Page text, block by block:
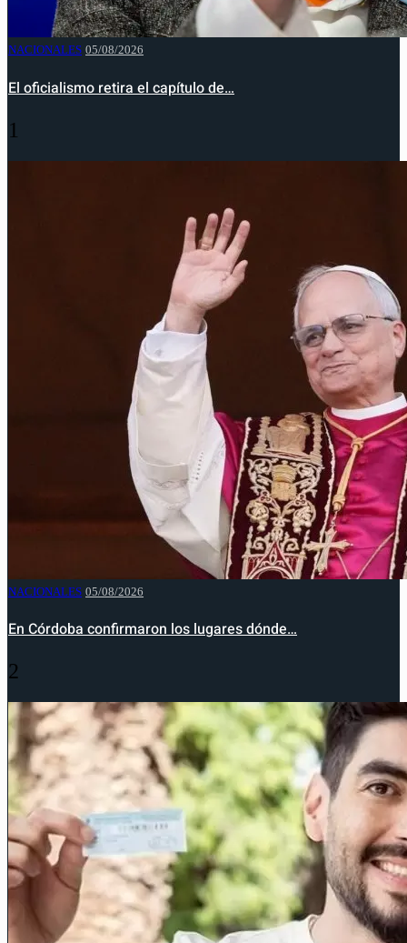
NACIONALES 05/08/2026
El oficialismo retira el capítulo de…
1
NACIONALES 05/08/2026
En Córdoba confirmaron los lugares dónde…
2